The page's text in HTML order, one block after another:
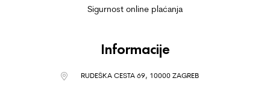
Sigurnost online plaćanja
Informacije
RUDEŠKA CESTA 69, 10000 ZAGREB